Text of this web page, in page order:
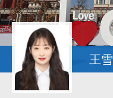
教学研究
获奖信息
招生信息
王雪